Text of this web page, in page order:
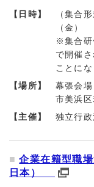
【日時】
（集合
（金）
※集合研
で開催
ことに
【場所】
幕張会
市美浜
【主催】
独立行
企業在籍型職
日本）